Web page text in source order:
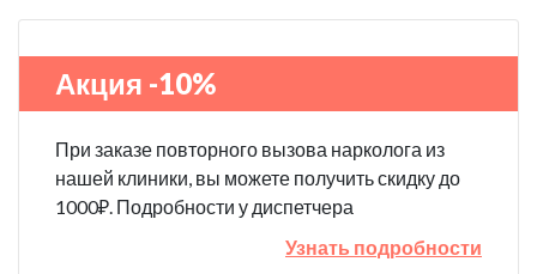
Акция -10%
При заказе повторного вызова нарколога из
нашей клиники, вы можете получить скидку до
1000₽. Подробности у диспетчера
Узнать подробности